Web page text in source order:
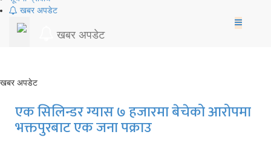
खबर अपडेट
खबर अपडेट
खबर अपडेट
एक सिलिन्डर ग्यास ७ हजारमा बेचेको आरोपमा
भक्तपुरबाट एक जना पक्राउ